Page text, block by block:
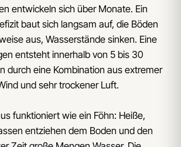
entwickeln sich über Monate. Ein
baut sich langsam auf, die Böden
aus, Wasserstände sinken. Eine
entsteht innerhalb von 5 bis 30
durch eine Kombination aus extremer
und sehr trockener Luft.
funktioniert wie ein Föhn: Heiße,
entziehen dem Boden und den